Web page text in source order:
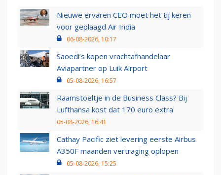
Nieuwe ervaren CEO moet het tij keren
voor geplaagd Air India
06-08-2026, 10:17
Saoedi’s kopen vrachtafhandelaar
Aviapartner op Luik Airport
05-08-2026, 16:57
Raamstoeltje in de Business Class? Bij
Lufthansa kost dat 170 euro extra
05-08-2026, 16:41
Cathay Pacific ziet levering eerste Airbus
A350F maanden vertraging oplopen
05-08-2026, 15:25